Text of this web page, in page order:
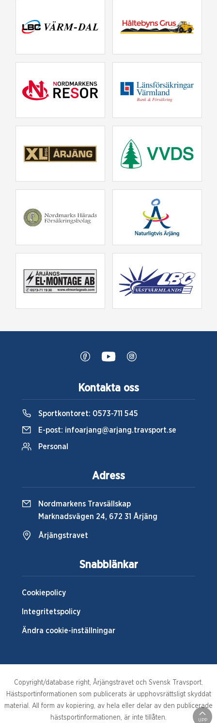
Snabblänkar
Cookiepolicy
Integritetspolicy
Ändra cookie-inställningar
Kontakta oss
Sportkontoret: 0573-711 545
E-post: infoarjang@arjang.travsport.se
Personal
Adress
Nordmarkens Travsällskap
Marknadsvägen 24, 672 31 Årjäng
Årjängstravet
UPP
Copyright/database right, Årjängstravet och Svensk Travsport.
Hästsportinformationen som publicerats är upphovsrättsligt skyddat
material. All form av kopiering, av hela eller delar av den publicerade
hästsportinformationen, är inte tillåten.